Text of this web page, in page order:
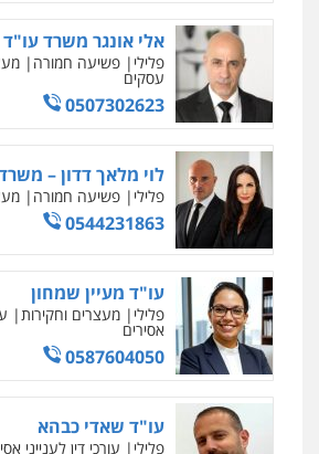
אלי אונגר משרד עו"ד
פלילי פשיעה חמורה
עסקים
0507302623
לוי מלאך דדון –
פלילי פשיעה חמורה
0544231863
עו"ד מעיין שמחון
פלילי מעצרים וחקירות
אסירים
0587604050
עו"ד שאדי כבהא
פלילי עורכי דין לענייני